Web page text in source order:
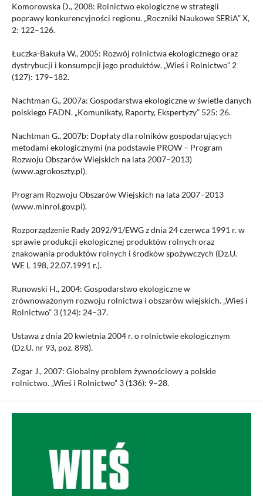
Komorowska D., 2008: Rolnictwo ekologiczne w strategii
poprawy konkurencyjności regionu. „Roczniki Naukowe SERiA” X,
2: 122–126.
Łuczka-Bakuła W., 2005: Rozwój rolnictwa ekologicznego oraz
dystrybucji i konsumpcji jego produktów. „Wieś i Rolnictwo” 2
(127): 179–182.
Nachtman G., 2007a: Gospodarstwa ekologiczne w świetle danych
polskiego FADN. „Komunikaty, Raporty, Ekspertyzy” 525: 26.
Nachtman G., 2007b: Dopłaty dla rolników gospodarujących
metodami ekologicznymi (na podstawie PROW – Program
Rozwoju Obszarów Wiejskich na lata 2007–2013)
(www.agrokoszty.pl).
Program Rozwoju Obszarów Wiejskich na lata 2007–2013
(www.minrol.gov.pl).
Rozporządzenie Rady 2092/91/EWG z dnia 24 czerwca 1991 r. w
sprawie produkcji ekologicznej produktów rolnych oraz
znakowania produktów rolnych i środków spożywczych (Dz.U.
WE L 198, 22.07.1991 r.).
Runowski H., 2004: Gospodarstwo ekologiczne w
zrównoważonym rozwoju rolnictwa i obszarów wiejskich. „Wieś i
Rolnictwo” 3 (124): 24–37.
Ustawa z dnia 20 kwietnia 2004 r. o rolnictwie ekologicznym
(Dz.U. nr 93, poz. 898).
Zegar J., 2007: Globalny problem żywnościowy a polskie
rolnictwo. „Wieś i Rolnictwo” 3 (136): 9–28.